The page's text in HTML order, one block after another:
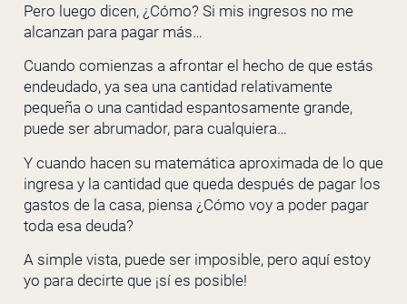
Pero luego dicen, ¿Cómo? Si mis ingresos no me
alcanzan para pagar más…
Cuando comienzas a afrontar el hecho de que estás
endeudado, ya sea una cantidad relativamente
pequeña o una cantidad espantosamente grande,
puede ser abrumador, para cualquiera…
Y cuando hacen su matemática aproximada de lo que
ingresa y la cantidad que queda después de pagar los
gastos de la casa, piensa ¿Cómo voy a poder pagar
toda esa deuda?
A simple vista, puede ser imposible, pero aquí estoy
yo para decirte que ¡sí es posible!